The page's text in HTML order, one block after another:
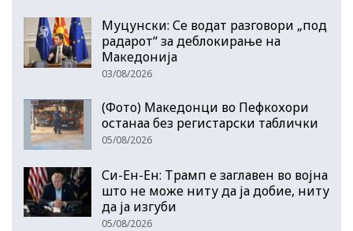
Муцунски: Се водат разговори „под
радарот“ за деблокирање на
Македонија
03/08/2026
(Фото) Македонци во Пефкохори
останаа без регистарски таблички
05/08/2026
Си-Ен-Ен: Трамп е заглавен во војна
што не може ниту да ја добие, ниту
да ја изгуби
05/08/2026